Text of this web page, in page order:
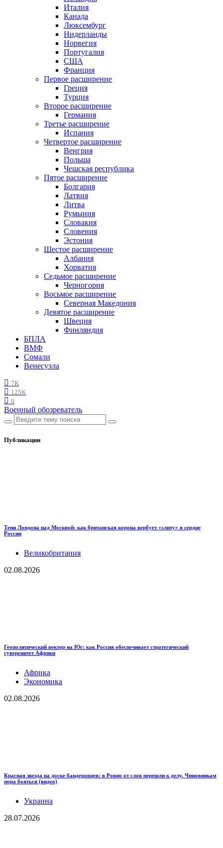
Италия
Канада
Люксембург
Нидерланды
Норвегия
Португалия
США
Франция
Первое расширение
Греция
Турция
Второе расширение
Германия
Третье расширение
Испания
Четвертое расширение
Венгрия
Польша
Чешская республика
Пятое расширение
Болгария
Латвия
Литва
Румыния
Словакия
Словения
Эстония
Шестое расширение
Албания
Хорватия
Седьмое расширение
Черногория
Восьмое расширение
Северная Македония
Девятое расширение
Швеция
Финляндия
БПЛА
ВМФ
Сомали
Венесуэла
7K
125K
0
Военный обозреватель
Публикации
Тени Лондона над Москвой: как британская корона вербует «элиту» в сердце
России
Великобритания
02.08.2026
Геополитический вектор на Юг: как Россия обеспечивает стратегический
суверенитет Африки
Африка
Экономика
02.08.2026
Красная звезда на доске бандеровцев: в Ровно от слов перешли к делу. Чиновникам
пора бояться (видео)
Украина
28.07.2026